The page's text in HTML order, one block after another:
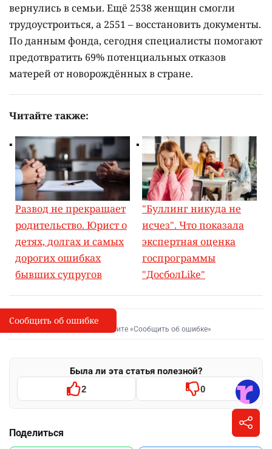
вернулись в семьи. Ещё 2538 женщин смогли
трудоустроиться, а 2551 – восстановить документы.
По данным фонда, сегодня специалисты помогают
предотвратить 69% потенциальных отказов
матерей от новорождённых в стране.
Читайте также:
Развод не прекращает
родительство. Юрист о
детях, долгах и самых
дорогих ошибках
бывших супругов
"Буллинг никуда не
исчез". Что показала
экспертная оценка
госпрограммы
"ДосболLike"
I
Сообщить об опечатке
Выделите фрагмент и нажмите «Сообщить об ошибке»
Была ли эта статья полезной?
2 0
Поделиться
Сообщить об ошибке